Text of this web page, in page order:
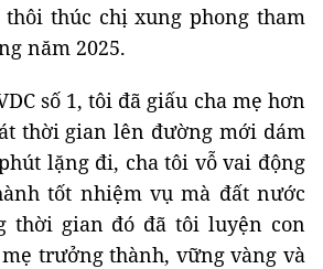
thúc chị xung phong tham
năm 2025.
số 1, tôi đã giấu cha mẹ hơn
thời gian lên đường mới dám
lặng đi, cha tôi vỗ vai động
tốt nhiệm vụ mà đất nước
thời gian đó đã tôi luyện con
trưởng thành, vững vàng và